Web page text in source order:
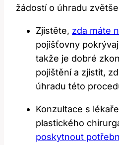
žádostí o úhradu
Zjistěte, zda máte
pojišťovny
takže je dobré
pojištění a zjistit,
úhradu této
Konzultace s
plastického
poskytnout